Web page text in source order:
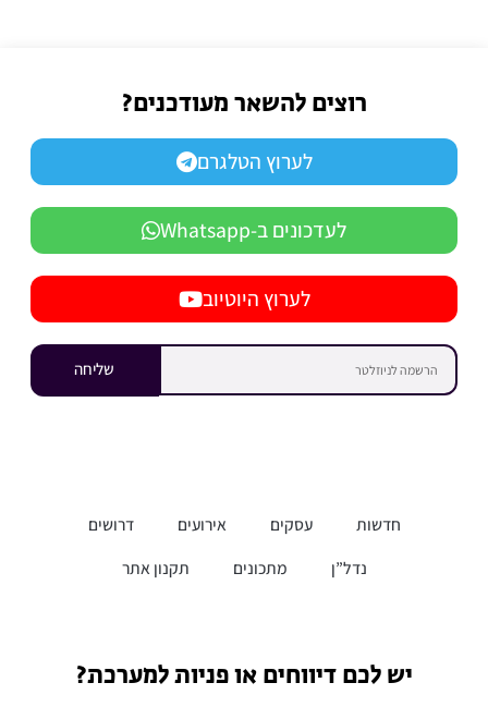
רוצים להשאר מעודכנים?
לערוץ הטלגרם
לעדכונים ב-Whatsapp
לערוץ היוטיוב
שליחה
חדשות עסקים אירועים
דרושים
נדל”ן
מתכונים תקנון אתר
יש לכם דיווחים או פניות למערכת?